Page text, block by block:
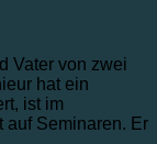
Vater von zwei
hat ein
ist im
auf Seminaren. Er